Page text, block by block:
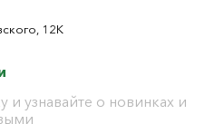
12К
узнавайте о новинках и